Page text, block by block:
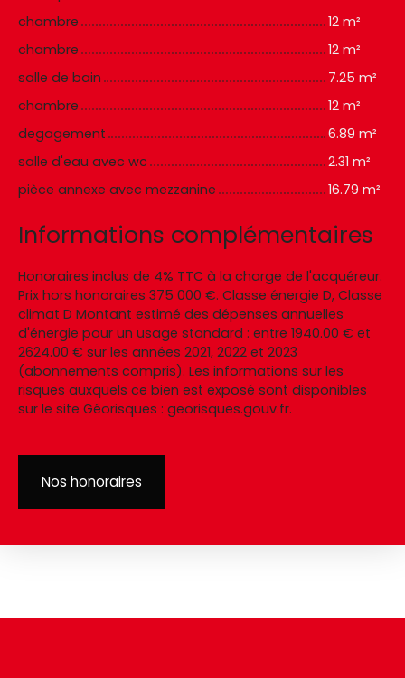
chambre
12 m²
chambre
12 m²
salle de bain
7.25 m²
chambre
12 m²
degagement
6.89 m²
salle d'eau avec wc
2.31 m²
pièce annexe avec mezzanine
16.79 m²
Informations complémentaires
Honoraires inclus de 4% TTC à la charge de l'acquéreur.
Prix hors honoraires 375 000 €. Classe énergie D, Classe
climat D Montant estimé des dépenses annuelles
d'énergie pour un usage standard : entre 1940.00 € et
2624.00 € sur les années 2021, 2022 et 2023
(abonnements compris). Les informations sur les
risques auxquels ce bien est exposé sont disponibles
sur le site Géorisques : georisques.gouv.fr.
Nos honoraires